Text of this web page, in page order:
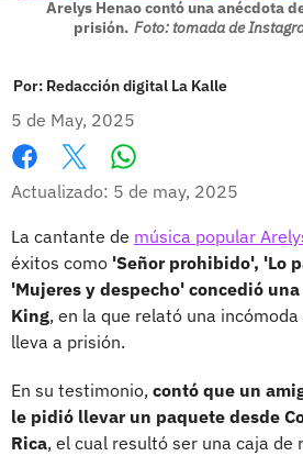
Arelys Henao contó una anécdota
prisión. Foto: tomada de
Por: Redacción digital La Kalle
5 de May, 2025
Facebook
X
Actualizado: 5 de may, 2025
La cantante de música popular
éxitos como 'Señor prohibido', 'Lo
'Mujeres y despecho' concedió
King, en la que relató una
lleva a prisión.
En su testimonio, contó que un
le pidió llevar un paquete desde
Rica, el cual resultó ser una caja de